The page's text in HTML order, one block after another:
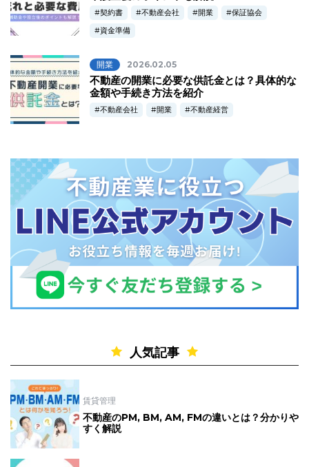
契約書 不動産会社 開業
保証協会
資金準備
開業 2026.02.05
不動産の開業に必要な供託金とは？具体的な
金額や手続き方法を紹介
不動産会社 開業 不動産経営
人気記事
賃貸管理
不動産のPM, BM, AM, FMの違いとは？分かりや
すく解説